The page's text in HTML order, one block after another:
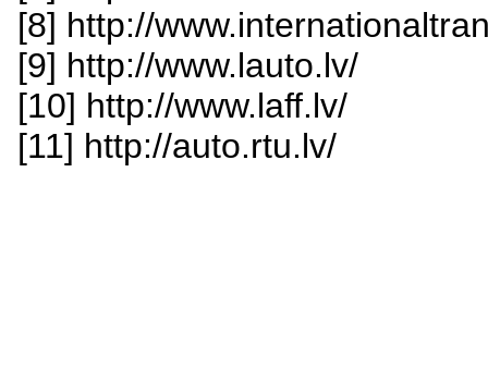
[8] http://
[9] http://www.lauto.lv/
[10] http://www.laff.lv/
[11] http://auto.rtu.lv/